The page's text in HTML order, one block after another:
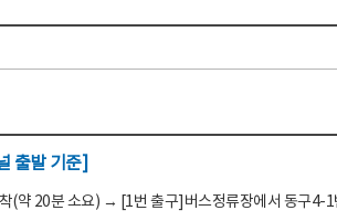
출발 기준]
(약 20분 소요) → [1번 출구]버스정류장에서 동구4-